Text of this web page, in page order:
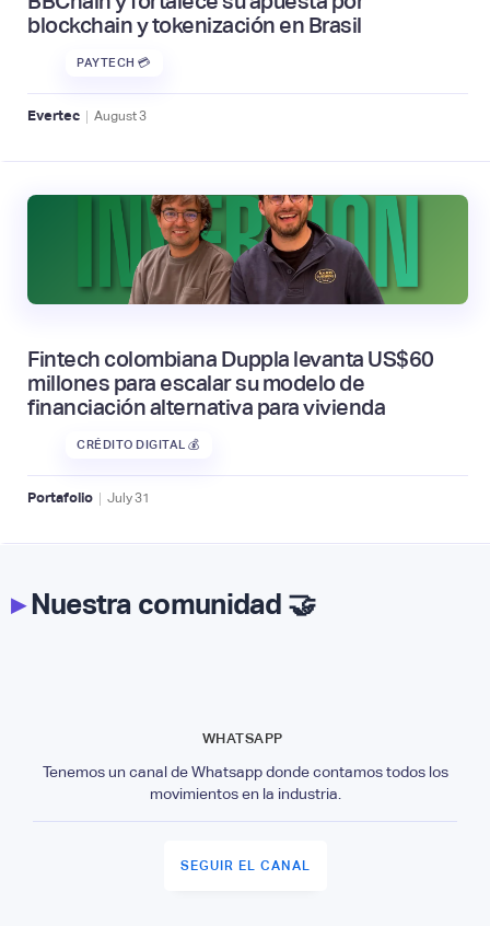
blockchain y tokenización en Brasil
PAYTECH 💳
Evertec | August3
Fintech colombiana Duppla levanta US$60
millones para escalar su modelo de
financiación alternativa para vivienda
CRÉDITO DIGITAL 💰
Portafolio | July31
▸Nuestra comunidad 🤝
WHATSAPP
Tenemos un canal de Whatsapp donde contamos todos los
movimientos en la industria.
SEGUIR EL CANAL